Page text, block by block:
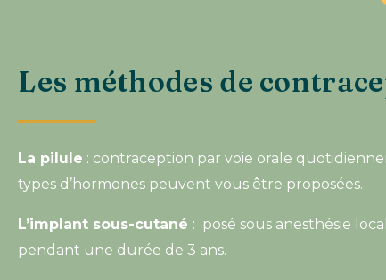
Les méthodes de
La pilule : contraception par voie orale
types d’hormones peuvent vous être proposées.
L’implant sous-cutané : posé sous anesthésie
pendant une durée de 3 ans.